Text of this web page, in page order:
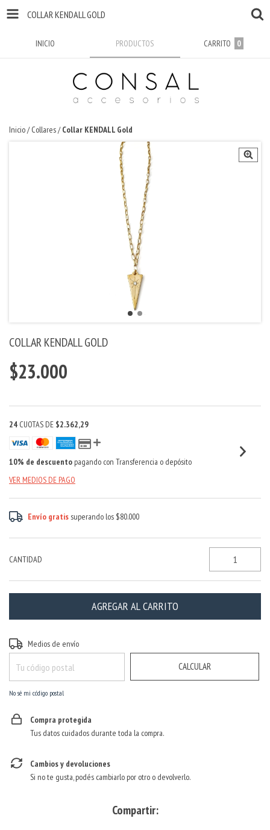
COLLAR KENDALL GOLD
INICIO PRODUCTOS CARRITO 0
Inicio/ Collares/ Collar KENDALL Gold
COLLAR KENDALL GOLD
$23.000
24 CUOTAS DE $2.362,29
10% de descuento pagando con Transferencia o depósito
VER MEDIOS DE PAGO
Envío gratis superando los $80.000
CANTIDAD
Entregas para el CP:
Medios de envío
CALCULAR
No sé mi código postal
Compra protegida
Tus datos cuidados durante toda la compra.
Cambios y devoluciones
Si no te gusta, podés cambiarlo por otro o devolverlo.
Compartir: